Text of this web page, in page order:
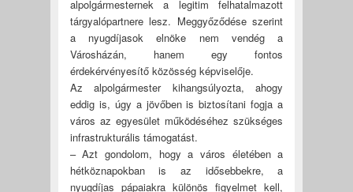
alpolgármesternek a legitim felhatalmazott
tárgyalópartnere lesz. Meggyőződése szerint
a nyugdíjasok elnöke nem vendég a
Városházán, hanem egy fontos
érdekérvényesítő közösség képviselője.
Az alpolgármester kihangsúlyozta, ahogy
eddig is, úgy a jövőben is biztosítani fogja a
város az egyesület működéséhez szükséges
infrastrukturális támogatást.
– Azt gondolom, hogy a város életében a
hétköznapokban is az idősebbekre, a
nyugdíjas pápaiakra különös figyelmet kell,